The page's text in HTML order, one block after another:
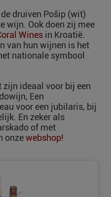
druiven Pošip (wit)
wijn. Ook doen zij mee
Wines in Kroatië.
van hun wijnen is het
nationale symbool
zijn ideaal voor bij een
Een
voor een jubilaris, bij
En zeker als
of met
onzewebshop!